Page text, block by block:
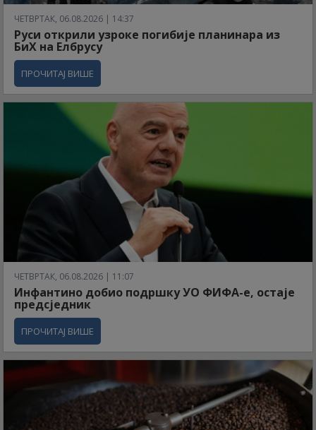
ЧЕТВРТАК, 06.08.2026 | 14:37
Руси открили узроке погибије планинара из
БиХ на Елбрусу
ПРОЧИТАЈ ВИШЕ
ЧЕТВРТАК, 06.08.2026 | 11:07
Инфантино добио подршку УО ФИФА-е, остаје
предсједник
ПРОЧИТАЈ ВИШЕ